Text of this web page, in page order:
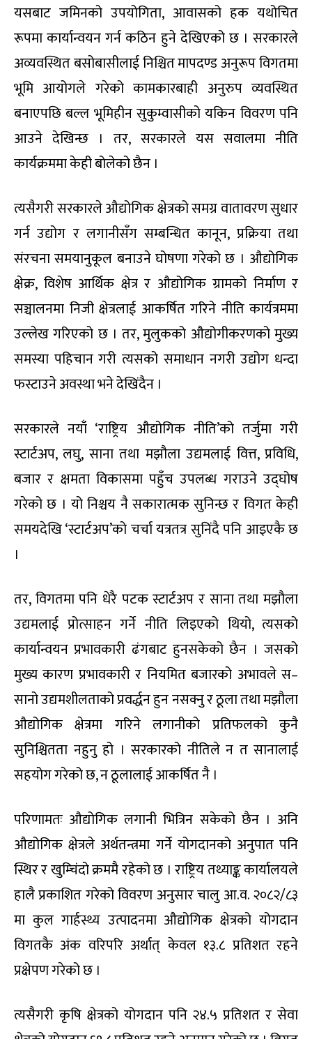
यसबाट जमिनको उपयोगिता, आवासको हक यथोचित
रूपमा कार्यान्वयन गर्न कठिन हुने देखिएको छ । सरकारले
अव्यवस्थित बसोबासीलाई निश्चित मापदण्ड अनुरूप विगतमा
भूमि आयोगले गरेको कामकारबाही अनुरुप व्यवस्थित
बनाएपछि बल्ल भूमिहीन सुकुम्वासीको यकिन विवरण पनि
आउने देखिन्छ । तर, सरकारले यस सवालमा नीति
कार्यक्रममा केही बोलेको छैन ।
त्यसैगरी सरकारले औद्योगिक क्षेत्रको समग्र वातावरण सुधार
गर्न उद्योग र लगानीसँग सम्बन्धित कानून, प्रक्रिया तथा
संरचना समयानुकूल बनाउने घोषणा गरेको छ । औद्योगिक
क्षेक्र, विशेष आर्थिक क्षेत्र र औद्योगिक ग्रामको निर्माण र
सञ्चालनमा निजी क्षेत्रलाई आकर्षित गरिने नीति कार्यत्रममा
उल्लेख गरिएको छ । तर, मुलुकको औद्योगीकरणको मुख्य
समस्या पहिचान गरी त्यसको समाधान नगरी उद्योग धन्दा
फस्टाउने अवस्था भने देखिंदैन ।
सरकारले नयाँ ‘राष्ट्रिय औद्योगिक नीति’को तर्जुमा गरी
स्टार्टअप, लघु, साना तथा मझौला उद्यमलाई वित्त, प्रविधि,
बजार र क्षमता विकासमा पहुँच उपलब्ध गराउने उद्घोष
गरेको छ । यो निश्चय नै सकारात्मक सुनिन्छ र विगत केही
समयदेखि ‘स्टार्टअप’को चर्चा यत्रतत्र सुनिंदै पनि आइएकै छ
।
तर, विगतमा पनि धेरै पटक स्टार्टअप र साना तथा मझौला
उद्यमलाई प्रोत्साहन गर्ने नीति लिइएको थियो, त्यसको
कार्यान्वयन प्रभावकारी ढंगबाट हुनसकेको छैन । जसको
मुख्य कारण प्रभावकारी र नियमित बजारको अभावले स–
सानो उद्यमशीलताको प्रवर्द्धन हुन नसक्नु र ठूला तथा मझौला
औद्योगिक क्षेत्रमा गरिने लगानीको प्रतिफलको कुनै
सुनिश्चितता नहुनु हो । सरकारको नीतिले न त सानालाई
सहयोग गरेको छ, न ठूलालाई आकर्षित नै ।
परिणामतः औद्योगिक लगानी भित्रिन सकेको छैन । अनि
औद्योगिक क्षेत्रले अर्थतन्त्रमा गर्ने योगदानको अनुपात पनि
स्थिर र खुम्चिंदो क्रममै रहेको छ । राष्ट्रिय तथ्याङ्क कार्यालयले
हालै प्रकाशित गरेको विवरण अनुसार चालु आ.व. २०८२/८३
मा कुल गार्हस्थ्य उत्पादनमा औद्योगिक क्षेत्रको योगदान
विगतकै अंक वरिपरि अर्थात् केवल १३.८ प्रतिशत रहने
प्रक्षेपण गरेको छ ।
त्यसैगरी कृषि क्षेत्रको योगदान पनि २४.५ प्रतिशत र सेवा